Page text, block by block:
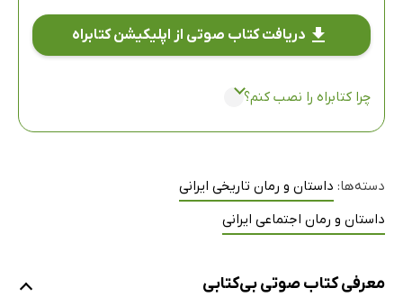
دریافت کتاب صوتی از اپلیکیشن کتابراه
چرا کتابراه را نصب کنم؟
دسته‌ها: داستان و رمان تاریخی ایرانی
داستان و رمان اجتماعی ایرانی
معرفی کتاب صوتی بی‌کتابی